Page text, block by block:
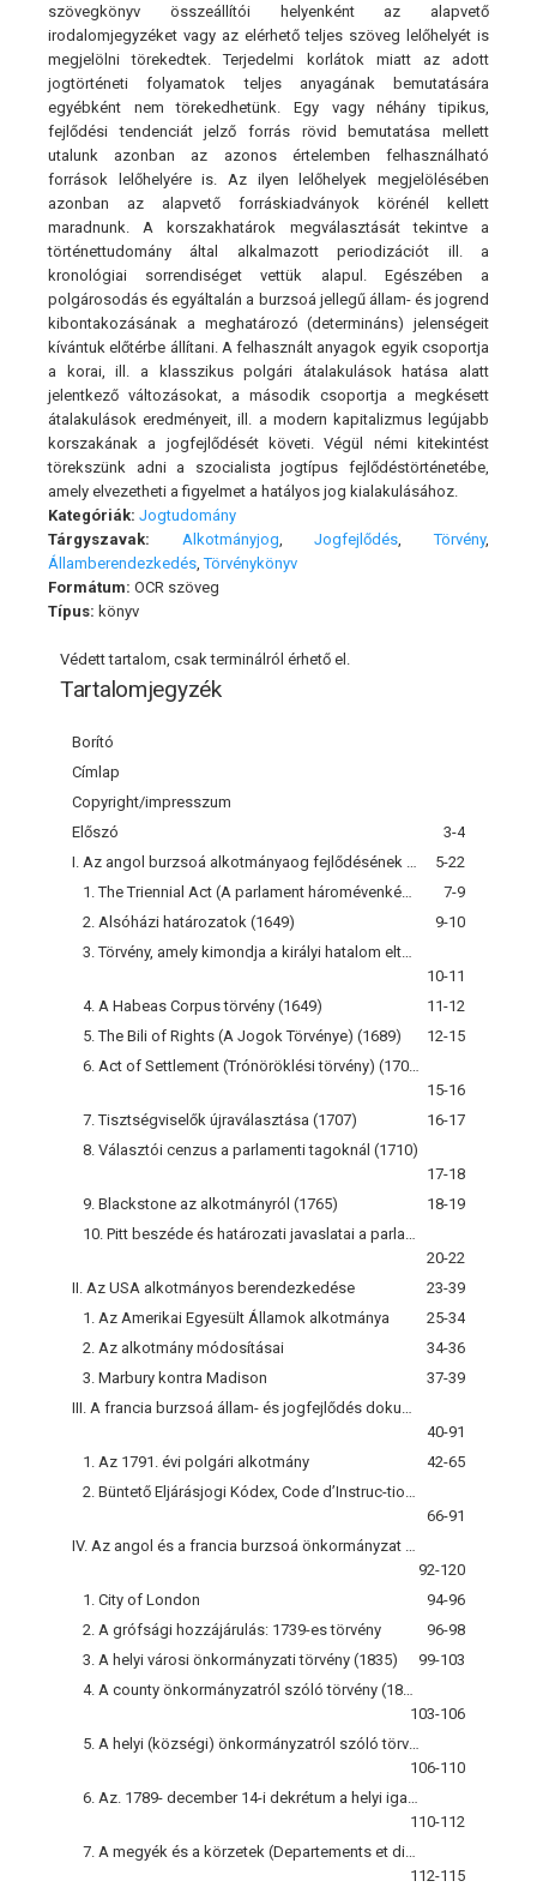
szövegkönyv összeállítói helyenként az alapvető
irodalomjegyzéket vagy az elérhető teljes szöveg lelőhelyét is
megjelölni törekedtek. Terjedelmi korlátok miatt az adott
jogtörténeti folyamatok teljes anyagának bemutatására
egyébként nem törekedhetünk. Egy vagy néhány tipikus,
fejlődési tendenciát jelző forrás rövid bemutatása mellett
utalunk azonban az azonos értelemben felhasználható
források lelőhelyére is. Az ilyen lelőhelyek megjelölésében
azonban az alapvető forráskiadványok körénél kellett
maradnunk. A korszakhatárok megválasztását tekintve a
történettudomány által alkalmazott periodizációt ill. a
kronológiai sorrendiséget vettük alapul. Egészében a
polgárosodás és egyáltalán a burzsoá jellegű állam- és jogrend
kibontakozásának a meghatározó (determináns) jelenségeit
kívántuk előtérbe állítani. A felhasznált anyagok egyik csoportja
a korai, ill. a klasszikus polgári átalakulások hatása alatt
jelentkező változásokat, a második csoportja a megkésett
átalakulások eredményeit, ill. a modern kapitalizmus legújabb
korszakának a jogfejlődését követi. Végül némi kitekintést
törekszünk adni a szocialista jogtípus fejlődéstörténetébe,
amely elvezetheti a figyelmet a hatályos jog kialakulásához.
Kategóriák: Jogtudomány
Tárgyszavak:
Alkotmányjog ,Jogfejlődés ,Törvény,
Államberendezkedés ,Törvénykönyv
Formátum: OCR szöveg
Típus: könyv
Védett tartalom, csak terminálról érhető el.
Tartalomjegyzék
Borító
Címlap
Copyright/impresszum
Előszó
3-4
5-22
7-9
2. Alsóházi határozatok (1649)
9-10
10-11
4. A Habeas Corpus törvény (1649)
11-12
5. The Bili of Rights (A Jogok Törvénye) (1689)
12-15
15-16
7. Tisztségviselők újraválasztása (1707)
16-17
8. Választói cenzus a parlamenti tagoknál (1710)
17-18
9. Blackstone az alkotmányról (1765)
18-19
20-22
II. Az USA alkotmányos berendezkedése
23-39
1. Az Amerikai Egyesült Államok alkotmánya
25-34
2. Az alkotmány módosításai
34-36
3. Marbury kontra Madison
37-39
40-91
1. Az 1791. évi polgári alkotmány
42-65
66-91
92-120
1. City of London
94-96
2. A grófsági hozzájárulás: 1739-es törvény
96-98
3. A helyi városi önkormányzati törvény (1835)
99-103
103-106
106-110
110-112
112-115